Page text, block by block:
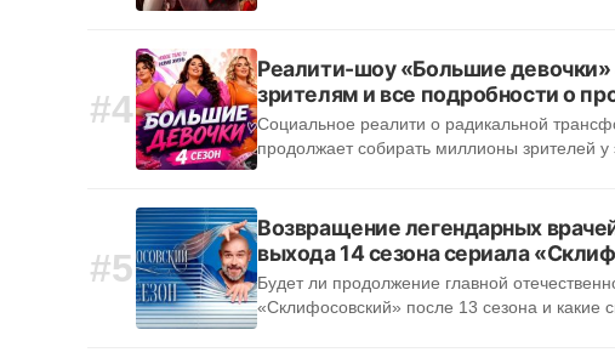
#4
Реалити-шоу «Большие девочки»
зрителям и все подробности о
Социальное реалити о радикальной
продолжает собирать миллионы зрителей
#5
Возвращение легендарных
выхода 14 сезона сериала
Будет ли продолжение главной
«Склифосовский» после 13 сезона и какие